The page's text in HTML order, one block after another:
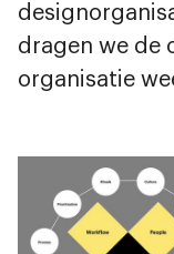
dragen we de
organisatie